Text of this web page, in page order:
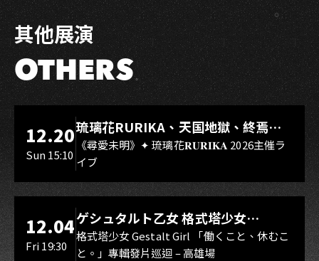
其他展演
OTHERS
LIVE WAREHOUSE 小庫
12.20
Sun 15:10
琉璃花RURIKA、天国地獄、終焉
Rebirth、DUALIA、無我夢中、花奏
スマイル（O.A.）
《尋愛未明》✦ 琉璃花𝐑𝐔𝐑𝐈𝐊𝐀 2026主催ラ
イブ
LIVE WAREHOUSE 小庫
12.04
Fri 19:30
ゲシュタルト乙女 格式塔少女
Gestalt Girl
格式塔少女 Gestalt Girl 「働くこと、休むこ
と。」專輯發片巡迴 – 高雄場